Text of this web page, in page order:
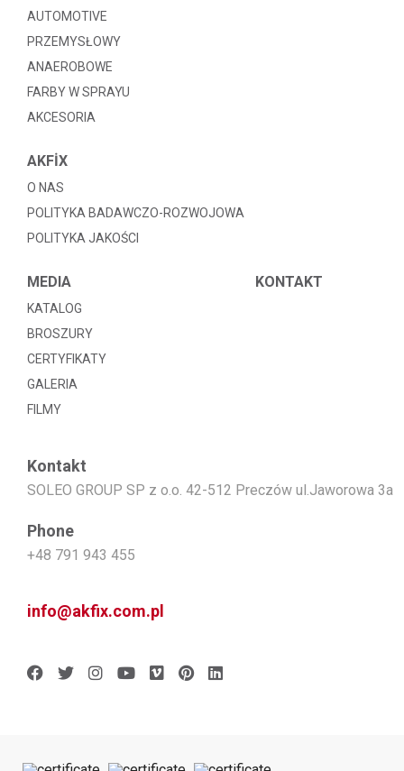
AUTOMOTIVE
PRZEMYSŁOWY
ANAEROBOWE
FARBY W SPRAYU
AKCESORIA
AKFİX
O NAS
POLITYKA BADAWCZO-ROZWOJOWA
POLITYKA JAKOŚCI
MEDIA
KATALOG
BROSZURY
CERTYFIKATY
GALERIA
FILMY
KONTAKT
Kontakt
SOLEO GROUP SP z o.o. 42-512 Preczów ul.Jaworowa 3a
Phone
+48 791 943 455
info@akfix.com.pl